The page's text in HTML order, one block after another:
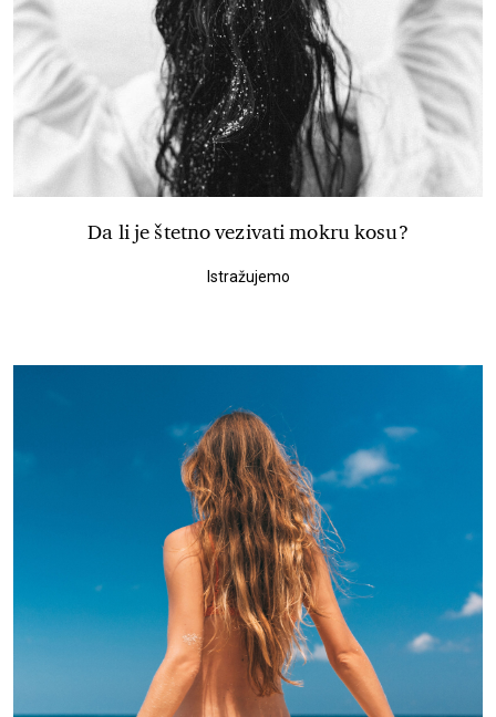
Da li je štetno vezivati mokru kosu?
Istražujemo